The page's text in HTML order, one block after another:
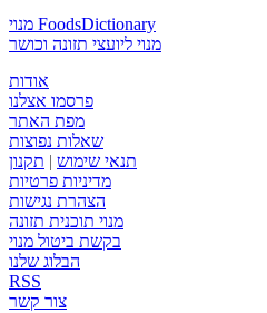
מנוי FoodsDictionary
מנוי ליועצי תזונה וכושר
אודות
פרסמו אצלנו
מפת האתר
שאלות נפוצות
תנאי שימוש | תקנון
מדיניות פרטיות
הצהרת נגישות
מנוי תוכנית תזונה
בקשת ביטול מנוי
הבלוג שלנו
RSS
צור קשר